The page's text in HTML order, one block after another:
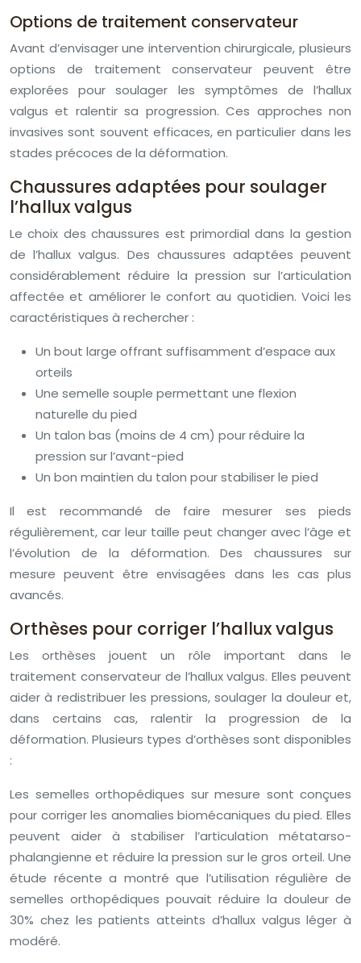
Options de traitement conservateur
Avant d’envisager une intervention chirurgicale, plusieurs
options de traitement conservateur peuvent être
explorées pour soulager les symptômes de l’hallux
valgus et ralentir sa progression. Ces approches non
invasives sont souvent efficaces, en particulier dans les
stades précoces de la déformation.
Chaussures adaptées pour soulager
l’hallux valgus
Le choix des chaussures est primordial dans la gestion
de l’hallux valgus. Des chaussures adaptées peuvent
considérablement réduire la pression sur l’articulation
affectée et améliorer le confort au quotidien. Voici les
caractéristiques à rechercher :
Un bout large offrant suffisamment d’espace aux
orteils
Une semelle souple permettant une flexion
naturelle du pied
Un talon bas (moins de 4 cm) pour réduire la
pression sur l’avant-pied
Un bon maintien du talon pour stabiliser le pied
Il est recommandé de faire mesurer ses pieds
régulièrement, car leur taille peut changer avec l’âge et
l’évolution de la déformation. Des chaussures sur
mesure peuvent être envisagées dans les cas plus
avancés.
Orthèses pour corriger l’hallux valgus
Les orthèses jouent un rôle important dans le
traitement conservateur de l’hallux valgus. Elles peuvent
aider à redistribuer les pressions, soulager la douleur et,
dans certains cas, ralentir la progression de la
déformation. Plusieurs types d’orthèses sont disponibles
:
Les semelles orthopédiques sur mesure sont conçues
pour corriger les anomalies biomécaniques du pied. Elles
peuvent aider à stabiliser l’articulation métatarso-
phalangienne et réduire la pression sur le gros orteil. Une
étude récente a montré que l’utilisation régulière de
semelles orthopédiques pouvait réduire la douleur de
30% chez les patients atteints d’hallux valgus léger à
modéré.